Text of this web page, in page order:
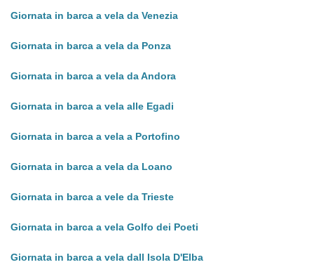
Giornata in barca a vela da Venezia
Giornata in barca a vela da Ponza
Giornata in barca a vela da Andora
Giornata in barca a vela alle Egadi
Giornata in barca a vela a Portofino
Giornata in barca a vela da Loano
Giornata in barca a vele da Trieste
Giornata in barca a vela Golfo dei Poeti
Giornata in barca a vela dall Isola D'Elba